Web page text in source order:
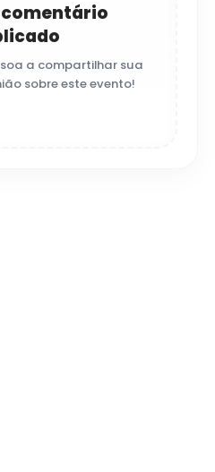
a compartilhar sua
sobre este evento!